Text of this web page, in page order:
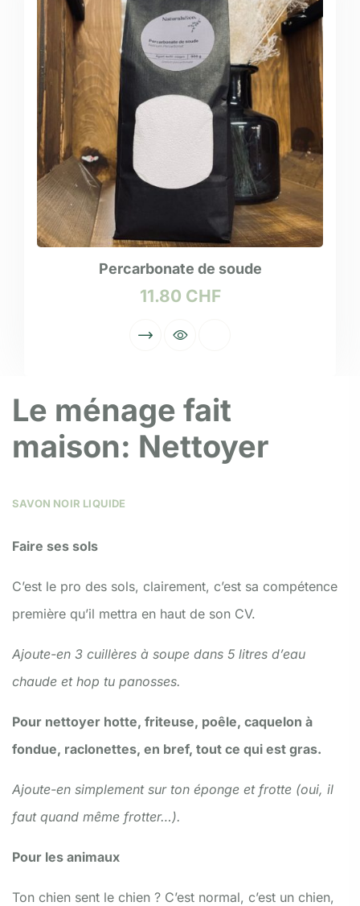
Percarbonate de soude
11.80 CHF
Le ménage fait
maison: Nettoyer
SAVON NOIR LIQUIDE
Faire ses sols
C’est le pro des sols, clairement, c’est sa compétence
première qu’il mettra en haut de son CV.
Ajoute-en 3 cuillères à soupe dans 5 litres d’eau
chaude et hop tu panosses.
Pour nettoyer hotte, friteuse, poêle, caquelon à
fondue, raclonettes, en bref, tout ce qui est gras.
Ajoute-en simplement sur ton éponge et frotte (oui, il
faut quand même frotter…).
Pour les animaux
Ton chien sent le chien ? C’est normal, c’est un chien,